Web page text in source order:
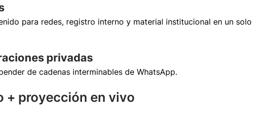
para redes, registro interno y material institucional en un solo
privadas
de cadenas interminables de WhatsApp.
+ proyección en vivo